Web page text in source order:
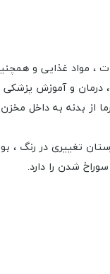
، مواد غذایی و
بلند فین دار سه لایه
شدن را دارد.